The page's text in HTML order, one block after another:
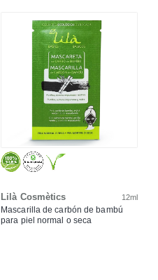
Lilà Cosmètics 12ml
Mascarilla de carbón de bambú
para piel normal o seca